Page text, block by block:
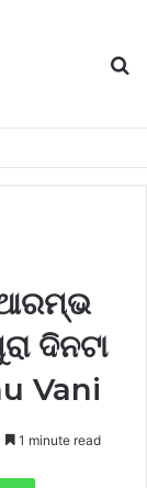
ଦିନଟା
Vani
1 minute read
WhatsApp